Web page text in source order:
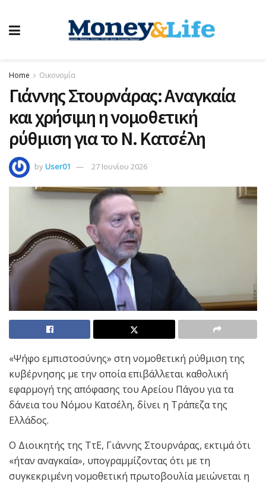
Home Οικονομία
Γιάννης Στουρνάρας: Αναγκαία
και χρήσιμη η νομοθετική
ρύθμιση για το Ν. Κατσέλη
byUser01 27 Ιουνίου 2026
«Ψήφο εμπιστοσύνης» στη νομοθετική ρύθμιση της
κυβέρνησης με την οποία επιβάλλεται καθολική
εφαρμογή της απόφασης του Αρείου Πάγου για τα
δάνεια του Νόμου Κατσέλη, δίνει η Τράπεζα της
Ελλάδος.
Ο Διοικητής της ΤτΕ, Γιάννης Στουρνάρας, εκτιμά ότι
«ήταν αναγκαία», υπογραμμίζοντας ότι με τη
συγκεκριμένη νομοθετική πρωτοβουλία μειώνεται η